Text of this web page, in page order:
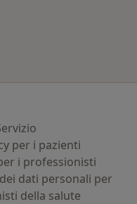
per i pazienti
i professionisti
dati personali per
della salute